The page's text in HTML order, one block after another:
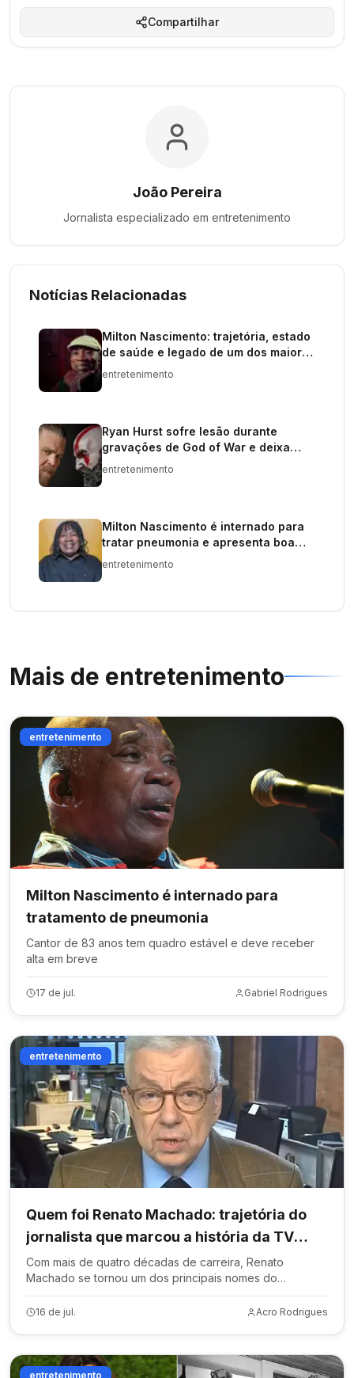
Compartilhar
João Pereira
Jornalista especializado em entretenimento
Notícias Relacionadas
Milton Nascimento: trajetória, estado
de saúde e legado de um dos maiores
nomes da música brasileira
entretenimento
Ryan Hurst sofre lesão durante
gravações de God of War e deixa
papel de Kratos na série
entretenimento
Milton Nascimento é internado para
tratar pneumonia e apresenta boa
evolução
entretenimento
Mais de entretenimento
entretenimento
Milton Nascimento é internado para
tratamento de pneumonia
Cantor de 83 anos tem quadro estável e deve receber
alta em breve
17 de jul. Gabriel Rodrigues
entretenimento
Quem foi Renato Machado: trajetória do
jornalista que marcou a história da TV
brasileira
Com mais de quatro décadas de carreira, Renato
Machado se tornou um dos principais nomes do
telejornalismo nacional e apresentou o Bom Dia Brasil por
15 anos.
16 de jul. Acro Rodrigues
entretenimento